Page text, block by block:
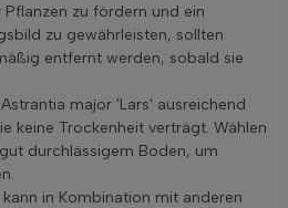
zu fördern und ein
zu gewährleisten, sollten
entfernt werden, sobald sie
major 'Lars' ausreichend
keine Trockenheit verträgt. Wählen
durchlässigem Boden, um
in Kombination mit anderen